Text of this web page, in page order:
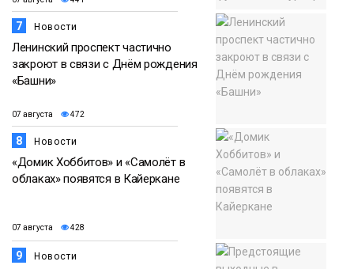
7 Новости
Ленинский проспект частично
закроют в связи с Днём рождения
«Башни»
07 августа 472
8 Новости
«Домик Хоббитов» и «Самолёт в
облаках» появятся в Кайеркане
07 августа 428
9 Новости